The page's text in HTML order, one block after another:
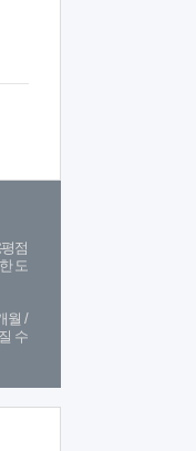
점
도
월 /
수